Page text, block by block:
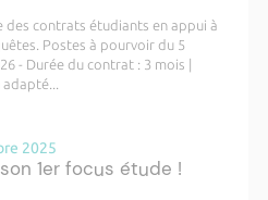
des contrats étudiants en appui à
Postes à pourvoir du 5
- Durée du contrat : 3 mois |
2025
1er focus étude !